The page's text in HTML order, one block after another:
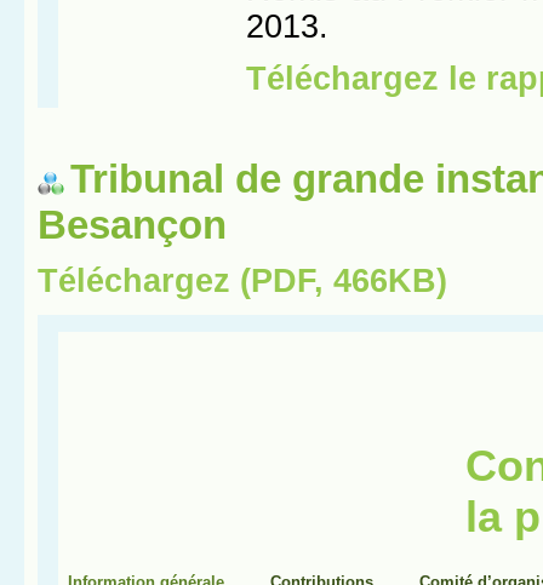
Tribunal de grande
Besançon
Téléchargez (PDF, 466KB)